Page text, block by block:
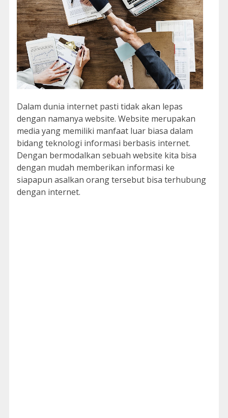
Dalam dunia internet pasti tidak akan lepas
dengan namanya website. Website merupakan
media yang memiliki manfaat luar biasa dalam
bidang teknologi informasi berbasis internet.
Dengan bermodalkan sebuah website kita bisa
dengan mudah memberikan informasi ke
siapapun asalkan orang tersebut bisa terhubung
dengan internet.